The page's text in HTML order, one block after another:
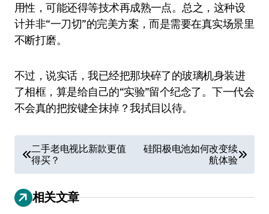
用性，可能还得等技术再成熟一点。总之，这种设
计并非“一刀切”的完美方案，而是需要在真实场景里
不断打磨。
不过，说实话，我已经把那块碎了的玻璃机身装进
了相框，算是给自己的“实验”留个纪念了。下一代会
不会真的把按键全抹掉？我拭目以待。
章
导
航
二手老电视比新款更值
得买？
硅阳极电池如何改变续
航体验
相关文章